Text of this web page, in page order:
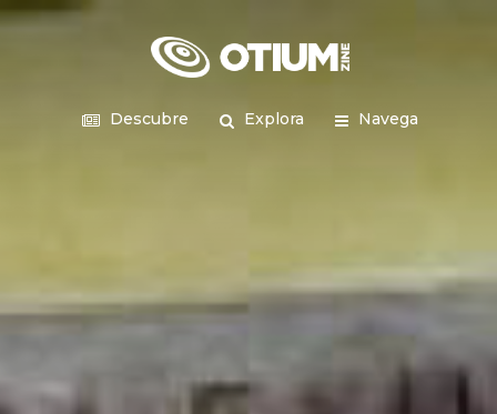
Descubre Explora Navega